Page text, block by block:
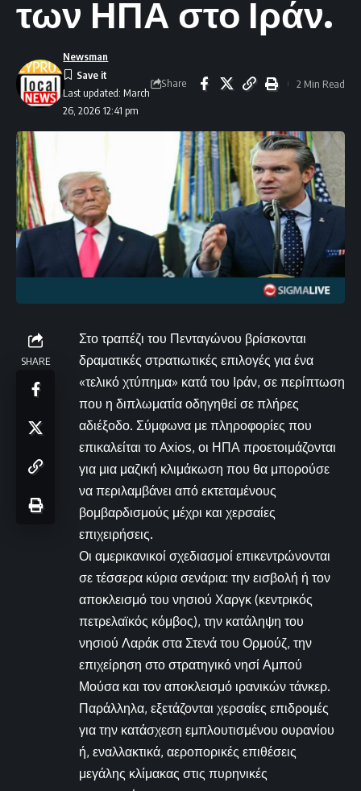
των ΗΠΑ στο Ιράν.
Last updated: March
26, 2026 12:41 pm
Newsman
Share 2 Min Read
SHARE
Στο τραπέζι του Πενταγώνου βρίσκονται
δραματικές στρατιωτικές επιλογές για ένα
«τελικό χτύπημα» κατά του Ιράν, σε περίπτωση
που η διπλωματία οδηγηθεί σε πλήρες
αδιέξοδο. Σύμφωνα με πληροφορίες που
επικαλείται το Axios, οι ΗΠΑ προετοιμάζονται
για μια μαζική κλιμάκωση που θα μπορούσε
να περιλαμβάνει από εκτεταμένους
βομβαρδισμούς μέχρι και χερσαίες
επιχειρήσεις.
Οι αμερικανικοί σχεδιασμοί επικεντρώνονται
σε τέσσερα κύρια σενάρια: την εισβολή ή τον
αποκλεισμό του νησιού Χαργκ (κεντρικός
πετρελαϊκός κόμβος), την κατάληψη του
νησιού Λαράκ στα Στενά του Ορμούζ, την
επιχείρηση στο στρατηγικό νησί Αμπού
Μούσα και τον αποκλεισμό ιρανικών τάνκερ.
Παράλληλα, εξετάζονται χερσαίες επιδρομές
για την κατάσχεση εμπλουτισμένου ουρανίου
ή, εναλλακτικά, αεροπορικές επιθέσεις
μεγάλης κλίμακας στις πυρηνικές